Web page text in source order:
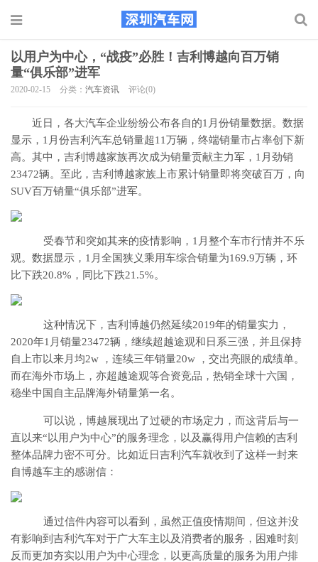
以用户为中心，“战疫”必胜！吉利博越向百万销
量“俱乐部”进军
2020-02-15 分类： 汽车资讯 评论(0)
近日，各大汽车企业纷纷公布各自的1月份销量数据。数据
显示，1月份吉利汽车总销量超11万辆，终端销量市占率创下新
高。其中，吉利博越家族再次成为销量贡献主力军，1月劲销
23472辆。至此，吉利博越家族上市累计销量即将突破百万，向
SUV百万销量“俱乐部”进军。
受春节和突如其来的疫情影响，1月整个车市行情并不乐
观。数据显示，1月全国狭义乘用车综合销量为169.9万辆，环
比下跌20.8%，同比下跌21.5%。
这种情况下，吉利博越仍然延续2019年的销量实力，
2020年1月销量23472辆，继续超越途观和日系三强，并且保持
自上市以来月均2w ，连续三年销量20w ，交出亮眼的成绩单。
而在海外市场上，亦超越途观等合资竞品，热销全球十六国，
稳坐中国自主品牌海外销量第一名。
可以说，博越展现出了过硬的市场定力，而这背后与一
直以来“以用户为中心”的服务理念，以及赢得用户信赖的吉利
整体品牌力密不可分。比如近日吉利汽车就收到了这样一封来
自博越车主的感谢信：
通过信件内容可以看到，虽然正值疫情期间，但这并没
有影响到吉利汽车对于广大车主以及消费者的服务，困难时刻
反而更加夯实以用户为中心理念，以更高质量的服务为用户排